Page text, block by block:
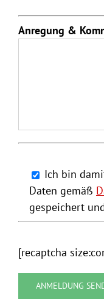
Anregung &
Ich bin
Daten gemäß
gespeichert
[recaptcha